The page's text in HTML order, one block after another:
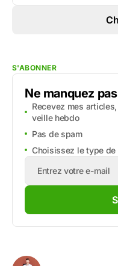
S'ABONNER
Ne manquez
Recevez mes
veille hebdo
Pas de spam
Choisissez le type